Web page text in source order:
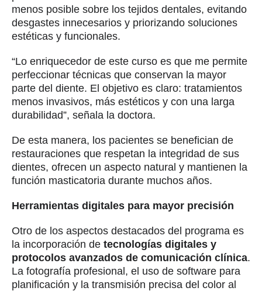
menos posible sobre los tejidos dentales, evitando
desgastes innecesarios y priorizando soluciones
estéticas y funcionales.
“Lo enriquecedor de este curso es que me permite
perfeccionar técnicas que conservan la mayor
parte del diente. El objetivo es claro: tratamientos
menos invasivos, más estéticos y con una larga
durabilidad”, señala la doctora.
De esta manera, los pacientes se benefician de
restauraciones que respetan la integridad de sus
dientes, ofrecen un aspecto natural y mantienen la
función masticatoria durante muchos años.
Herramientas digitales para mayor precisión
Otro de los aspectos destacados del programa es
la incorporación de tecnologías digitales y
protocolos avanzados de comunicación clínica.
La fotografía profesional, el uso de software para
planificación y la transmisión precisa del color al